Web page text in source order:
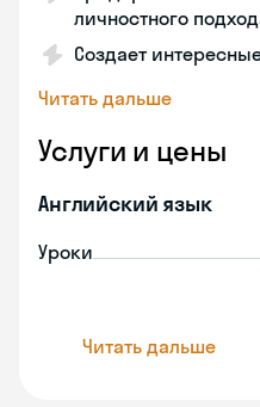
личностного
Создает
Читать дальше
Услуги и цены
Английский язык
Уроки
Читать дальше